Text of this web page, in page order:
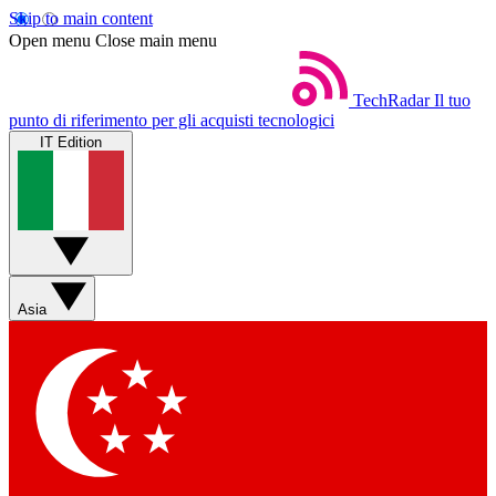
Skip to main content
Open menu Close main menu
TechRadar Il tuo
punto di riferimento per gli acquisti tecnologici
IT Edition
Asia